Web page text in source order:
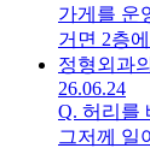
가게를 운
거면 2층
정형외과
26.06.24
Q. 허리를
그저께 일